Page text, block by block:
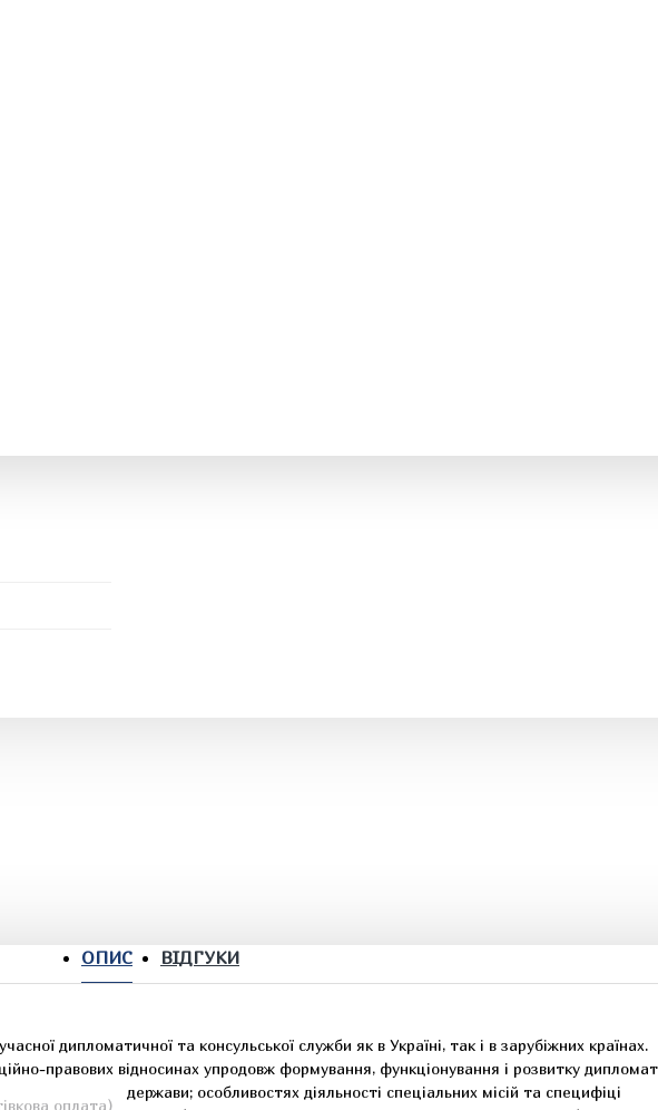
оплата)
ОПИС ВІДГУКИ
дипломатичної та консульської служби як в Україні, так і в зарубіжних країнах.
правових відносинах упродовж формування, функціонування і розвитку
політики держави; особливостях діяльності спеціальних місій та специфіці